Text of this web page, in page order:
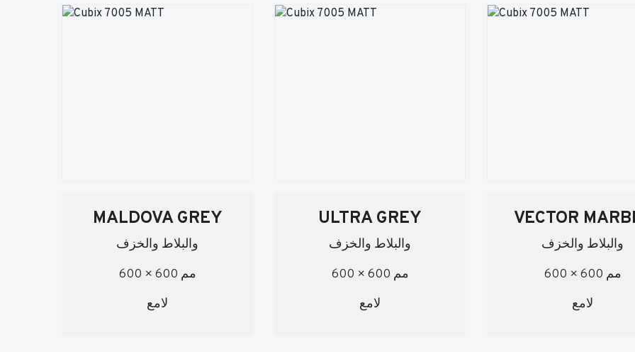
MALDOVA GREY
والبلاط والخزف
600 × 600 مم
لامع
ULTRA GREY
والبلاط والخزف
600 × 600 مم
لامع
VECTOR
والبلاط والخزف
600 × 600 مم
لامع